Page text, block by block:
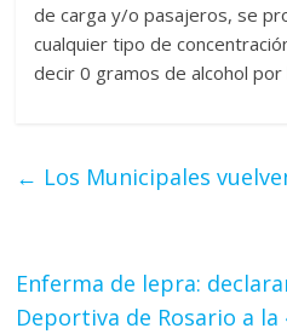
de carga y/o pasajeros, se
cualquier tipo de
decir 0 gramos de alcohol
← Los Municipales
Enferma de lepra:
Deportiva de Rosario a la